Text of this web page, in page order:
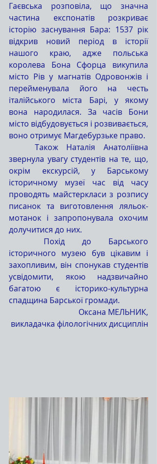
Гаєвська розповіла, що значна
частина експонатів розкриває
історію заснування Бара: 1537 рік
відкрив новий період в історії
нашого краю, адже польська
королева Бона Сфорца викупила
місто Рів у магнатів Одровонжів і
перейменувала його на честь
італійського міста Барі, у якому
вона народилася. За часів Бони
місто відбудовується і розвивається,
воно отримує Магдебурзьке право.
Також Наталія Анатоліївна
звернула увагу студентів на те, що,
окрім екскурсій, у Барському
історичному музеї час від часу
проводять майстеркласи з розпису
писанок та виготовлення ляльок-
мотанок і запропонувала охочим
долучитися до них.
Похід до Барського
історичного музею був цікавим і
захопливим, він спонукав студентів
усвідомити, якою надзвичайно
багатою є історико-культурна
спадщина Барської громади.
Оксана МЕЛЬНИК,
викладачка філологічних дисциплін